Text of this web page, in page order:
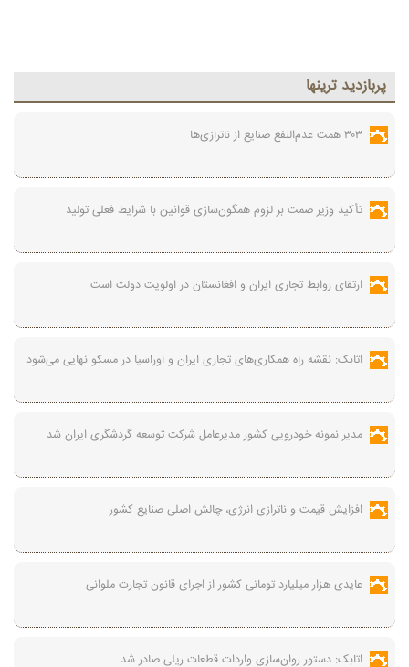
پربازديد ترينها
۳۰۳ همت عدم‌النفع صنایع از ناترازی‌ها
تأکید وزیر صمت بر لزوم همگون‌سازی قوانین با شرایط فعلی تولید
ارتقای روابط تجاری ایران و افغانستان در اولویت دولت است
اتابک: نقشه راه همکاری‌های تجاری ایران و اوراسیا در مسکو نهایی می‌شود
مدیر نمونه خودرویی کشور مدیرعامل شرکت توسعه گردشگری ایران شد
افزایش قیمت و ناترازی انرژی، چالش اصلی صنایع کشور
عایدی هزار میلیارد تومانی کشور از اجرای قانون تجارت ملوانی
اتابک: دستور روان‌سازی واردات قطعات ریلی صادر شد